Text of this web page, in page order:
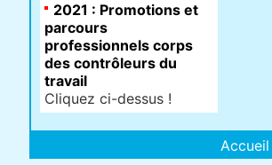
2021 : Promotions et
parcours
professionnels corps
des contrôleurs du
travail
Cliquez ci-dessus !
Accueil